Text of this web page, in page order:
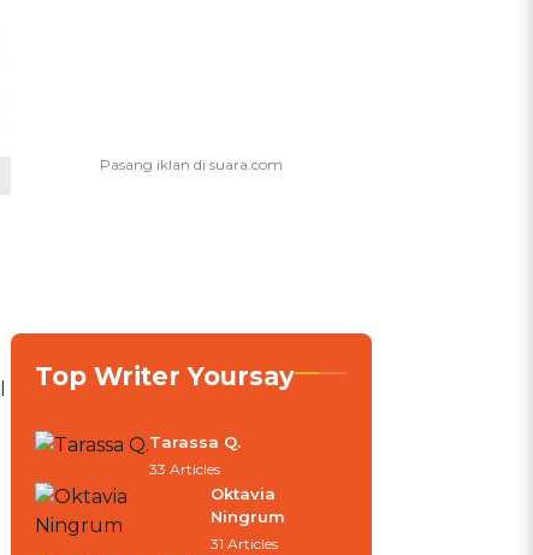
Top Writer Yoursay
Tarassa Q.
33 Articles
Oktavia
Ningrum
31 Articles